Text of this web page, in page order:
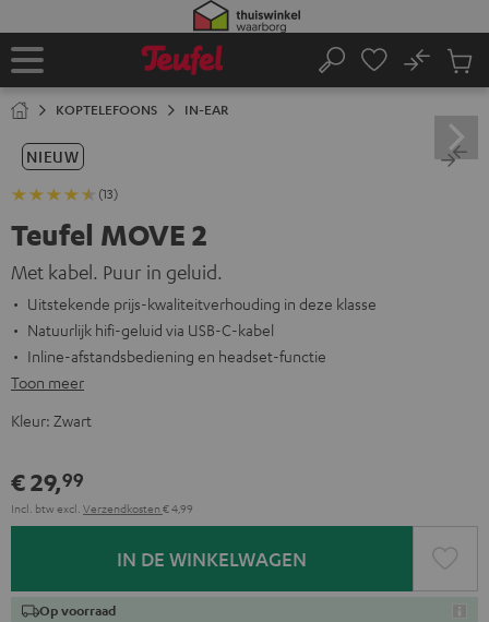
Home
Zoeken
No
KOPTELEFOONS IN-EAR
NIEUW
(13)
Teufel MOVE 2
Met kabel. Puur in geluid.
Uitstekende prijs-kwaliteitverhouding in deze klasse
Natuurlijk hifi-geluid via USB-C-kabel
Inline-afstandsbediening en headset-functie
Toon meer
Kleur: Zwart
€ 29,99
Incl. btwexcl. Verzendkosten € 4,99
IN DE WINKELWAGEN
Op voorraad